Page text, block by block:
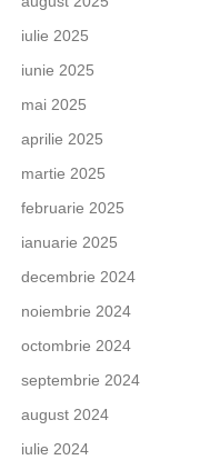
iulie 2025
iunie 2025
mai 2025
aprilie 2025
martie 2025
februarie 2025
ianuarie 2025
decembrie 2024
noiembrie 2024
octombrie 2024
septembrie 2024
august 2024
iulie 2024